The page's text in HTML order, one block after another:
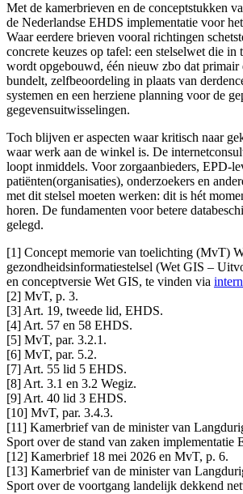
Met de kamerbrieven en de conceptstukken
de Nederlandse EHDS implementatie voor
Waar eerdere brieven vooral richtingen
concrete keuzes op tafel: een stelselwet die in
wordt opgebouwd, één nieuw zbo dat primair
bundelt, zelfbeoordeling in plaats van
systemen en een herziene planning voor de
gegevensuitwisselingen.
Toch blijven er aspecten waar kritisch naar
waar werk aan de winkel is. De
loopt inmiddels. Voor zorgaanbieders, EPD-
patiënten(organisaties), onderzoekers en
met dit stelsel moeten werken: dit is hét
horen. De fundamenten voor betere
gelegd.
[1] Concept memorie van toelichting (MvT)
gezondheidsinformatiestelsel (Wet GIS –
en conceptversie Wet GIS, te vinden via
[2] MvT, p. 3.
[3] Art. 19, tweede lid, EHDS.
[4] Art. 57 en 58 EHDS.
[5] MvT, par. 3.2.1.
[6] MvT, par. 5.2.
[7] Art. 55 lid 5 EHDS.
[8] Art. 3.1 en 3.2 Wegiz.
[9] Art. 40 lid 3 EHDS.
[10] MvT, par. 3.4.3.
[11] Kamerbrief van de minister van
Sport over de stand van zaken implementatie
[12] Kamerbrief 18 mei 2026 en MvT, p. 6.
[13] Kamerbrief van de minister van
Sport over de voortgang landelijk dekkend